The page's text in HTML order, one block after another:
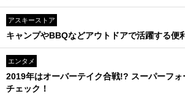
アスキーストア
キャンプやBBQなどアウトドアで活躍する便
エンタメ
2019年はオーバーテイク合戦!? スーパーフ
チェック！